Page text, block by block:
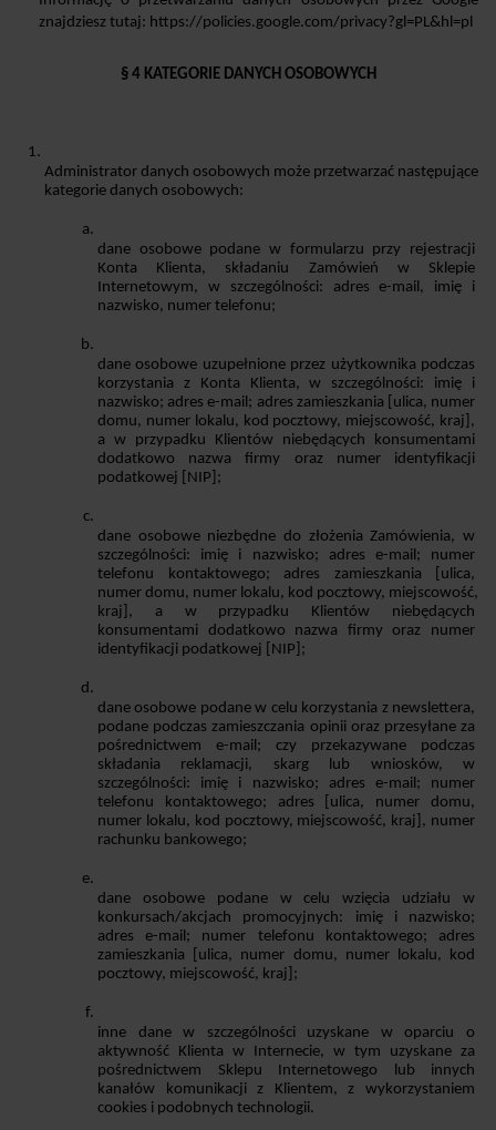
znajdziesz tutaj: https://policies.google.com/privacy?gl=PL&hl=pl
§ 4 KATEGORIE DANYCH OSOBOWYCH
Administrator danych osobowych może przetwarzać następujące
kategorie danych osobowych:
dane osobowe podane w formularzu przy rejestracji
Konta Klienta, składaniu Zamówień w Sklepie
Internetowym, w szczególności: adres e-mail, imię i
nazwisko, numer telefonu;
dane osobowe uzupełnione przez użytkownika podczas
korzystania z Konta Klienta, w szczególności: imię i
nazwisko; adres e-mail; adres zamieszkania [ulica, numer
domu, numer lokalu, kod pocztowy, miejscowość, kraj],
a w przypadku Klientów niebędących konsumentami
dodatkowo nazwa firmy oraz numer identyfikacji
podatkowej [NIP];
dane osobowe niezbędne do złożenia Zamówienia, w
szczególności: imię i nazwisko; adres e-mail; numer
telefonu kontaktowego; adres zamieszkania [ulica,
numer domu, numer lokalu, kod pocztowy, miejscowość,
kraj], a w przypadku Klientów niebędących
konsumentami dodatkowo nazwa firmy oraz numer
identyfikacji podatkowej [NIP];
dane osobowe podane w celu korzystania z newslettera,
podane podczas zamieszczania opinii oraz przesyłane za
pośrednictwem e-mail; czy przekazywane podczas
składania reklamacji, skarg lub wniosków, w
szczególności: imię i nazwisko; adres e-mail; numer
telefonu kontaktowego; adres [ulica, numer domu,
numer lokalu, kod pocztowy, miejscowość, kraj], numer
rachunku bankowego;
dane osobowe podane w celu wzięcia udziału w
konkursach/akcjach promocyjnych: imię i nazwisko;
adres e-mail; numer telefonu kontaktowego; adres
zamieszkania [ulica, numer domu, numer lokalu, kod
pocztowy, miejscowość, kraj];
inne dane w szczególności uzyskane w oparciu o
aktywność Klienta w Internecie, w tym uzyskane za
pośrednictwem Sklepu Internetowego lub innych
kanałów komunikacji z Klientem, z wykorzystaniem
cookies i podobnych technologii.